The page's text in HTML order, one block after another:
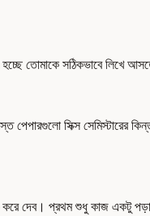
হচ্ছে তোমাকে সঠিকভাবে
সিক্স সেমিস্টারের
করে দেব। প্রথম শুধু কাজ একটু